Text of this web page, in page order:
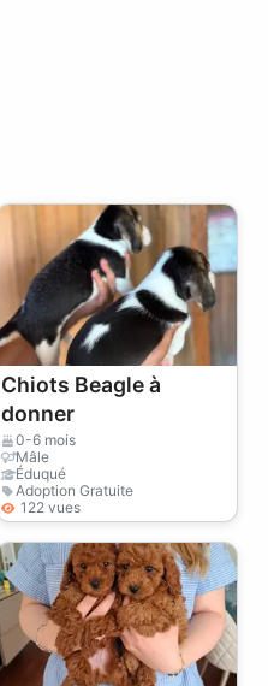
Chiots Beagle à
donner
0-6 mois
Mâle
Éduqué
Adoption Gratuite
122 vues